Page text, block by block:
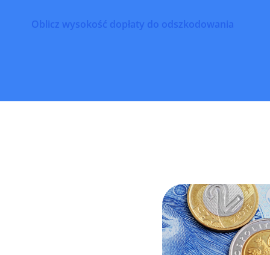
Oblicz wysokość dopłaty do odszkodowania